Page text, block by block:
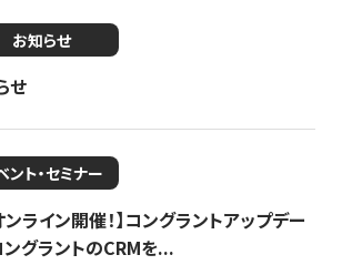
お知らせ
せ
ント・セミナー
ンライン開催！】コングラントアップデー
グラントのCRMを...